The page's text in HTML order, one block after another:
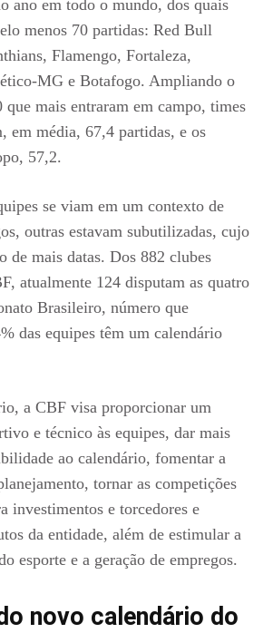
ano em todo o mundo, dos quais
menos 70 partidas: Red Bull
Flamengo, Fortaleza,
MG e Botafogo. Ampliando o
que mais entraram em campo, times
em média, 67,4 partidas, e os
57,2.
se viam em um contexto de
outras estavam subutilizadas, cujo
de mais datas. Dos 882 clubes
atualmente 124 disputam as quatro
Brasileiro, número que
das equipes têm um calendário
a CBF visa proporcionar um
e técnico às equipes, dar mais
ao calendário, fomentar a
tornar as competições
investimentos e torcedores e
da entidade, além de estimular a
esporte e a geração de empregos.
novo calendário do